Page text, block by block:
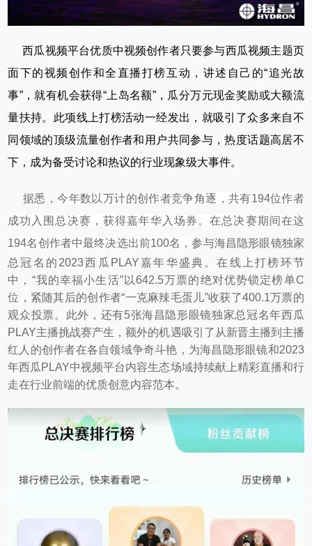
西瓜视频平台优质中视频创作者只要参与西瓜视频主题页
面下的视频创作和全直播打榜互动，讲述自己的“追光故
事”，就有机会获得“上岛名额”，瓜分万元现金奖励或大额流
量扶持。此项线上打榜活动一经发出，就吸引了众多来自不
同领域的顶级流量创作者和用户共同参与，热度话题高居不
下，成为备受讨论和热议的行业现象级大事件。
据悉，今年数以万计的创作者竞争角逐，共有194位作者
成功入围总决赛，获得嘉年华入场券。在总决赛期间在这
194名创作者中最终决选出前100名，参与海昌隐形眼镜独家
总冠名的2023西瓜PLAY嘉年华盛典。在线上打榜环节
中，“我的幸福小生活”以642.5万票的绝对优势锁定榜单C
位，紧随其后的创作者“一克麻辣毛蛋儿”收获了400.1万票的
观众投票。此外，还有5张海昌隐形眼镜独家总冠名年西瓜
PLAY主播挑战赛产生，额外的机遇吸引了从新晋主播到主播
红人的创作者在各自领域争奇斗艳，为海昌隐形眼镜和2023
年西瓜PLAY中视频平台内容生态场域持续献上精彩直播和行
走在行业前端的优质创意内容范本。